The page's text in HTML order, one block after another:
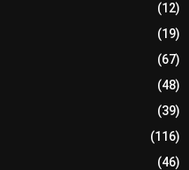
(12)
(19)
(67)
(48)
(39)
(116)
(46)